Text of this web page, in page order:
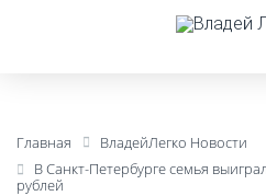
Главная
ВладейЛегко Новости
В Санкт-Петербурге семья
рублей